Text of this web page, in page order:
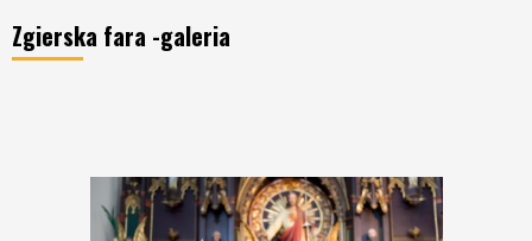
Zgierska fara -galeria